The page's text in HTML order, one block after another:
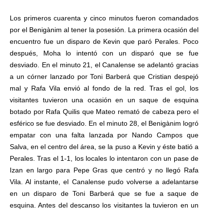
Los primeros cuarenta y cinco minutos fueron comandados
por el Benigànim al tener la posesión. La primera ocasión del
encuentro fue un disparo de Kevin que paró Perales. Poco
después, Moha lo intentó con un disparó que se fue
desviado. En el minuto 21, el Canalense se adelantó gracias
a un córner lanzado por Toni Barberá que Cristian despejó
mal y Rafa Vila envió al fondo de la red. Tras el gol, los
visitantes tuvieron una ocasión en un saque de esquina
botado por Rafa Quilis que Mateo remató de cabeza pero el
esférico se fue desviado. En el minuto 28, el Benigànim logró
empatar con una falta lanzada por Nando Campos que
Salva, en el centro del área, se la puso a Kevin y éste batió a
Perales. Tras el 1-1, los locales lo intentaron con un pase de
Izan en largo para Pepe Gras que centró y no llegó Rafa
Vila. Al instante, el Canalense pudo volverse a adelantarse
en un disparo de Toni Barberá que se fue a saque de
esquina. Antes del descanso los visitantes la tuvieron en un